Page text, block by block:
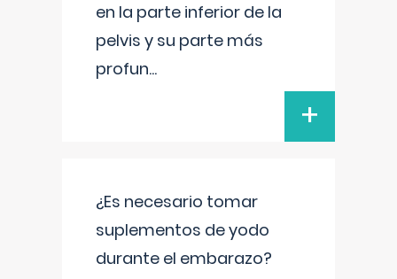
en la parte inferior de la
pelvis y su parte más
profun...
+
¿Es necesario tomar
suplementos de yodo
durante el embarazo?